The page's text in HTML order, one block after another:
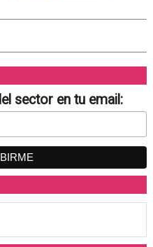
sector en tu email: